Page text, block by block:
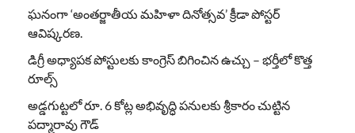
ఘనంగా ‘అంతర్జాతీయ మహిళా దినోత్సవ’ క్రీడా పోస్టర్
ఆవిష్కరణ.
డిగ్రీ అధ్యాపక పోస్టులకు కాంగ్రెస్ బిగించిన ఉచ్చు – భర్తీలో కొత్త
రూల్స్
అడ్డగుట్టలో రూ. 6 కోట్ల అభివృద్ధి పనులకు శ్రీకారం చుట్టిన
పద్మారావు గౌడ్